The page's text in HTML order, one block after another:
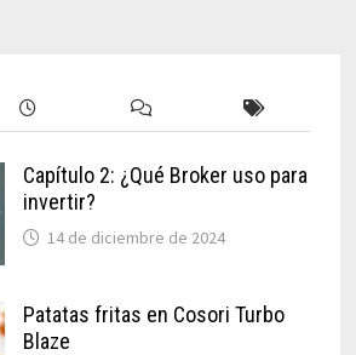
Capítulo 2: ¿Qué Broker uso para
invertir?
14 de diciembre de 2024
Patatas fritas en Cosori Turbo
Blaze